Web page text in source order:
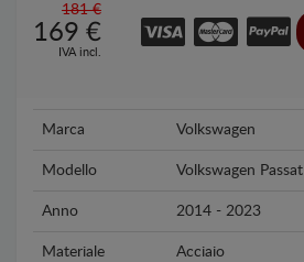
181 €
169 €
IVA incl.
Marca Volkswagen
Modello Volkswagen Passat
Anno 2014 - 2023
Materiale Acciaio